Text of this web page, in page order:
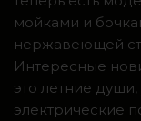
мойками и
нержавеющей
Интересные
это летние
электрические